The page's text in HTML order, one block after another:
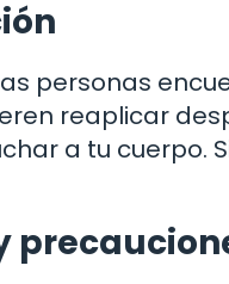
personas
reaplicar
a tu cuerpo.